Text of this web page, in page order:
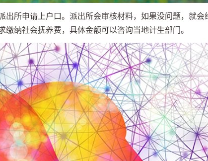
所申请上户口。派出所会审核材料，如果没问题，就会
纳社会抚养费，具体金额可以咨询当地计生部门。